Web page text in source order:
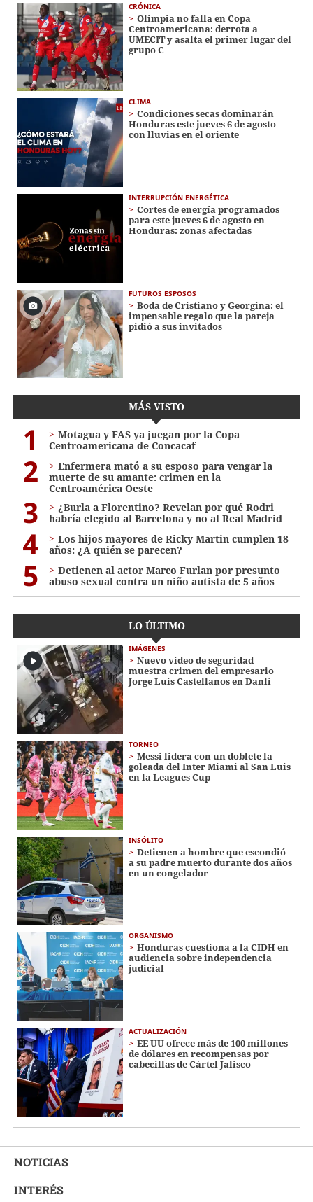
CRÓNICA
Olimpia no falla en Copa
Centroamericana: derrota a
UMECIT y asalta el primer lugar del
grupo C
CLIMA
Condiciones secas dominarán
Honduras este jueves 6 de agosto
con lluvias en el oriente
INTERRUPCIÓN ENERGÉTICA
Cortes de energía programados
para este jueves 6 de agosto en
Honduras: zonas afectadas
FUTUROS ESPOSOS
Boda de Cristiano y Georgina: el
impensable regalo que la pareja
pidió a sus invitados
MÁS VISTO
1
Motagua y FAS ya juegan por la Copa
Centroamericana de Concacaf
2
Enfermera mató a su esposo para vengar la
muerte de su amante: crimen en la
Centroamérica Oeste
3
¿Burla a Florentino? Revelan por qué Rodri
habría elegido al Barcelona y no al Real Madrid
4
Los hijos mayores de Ricky Martin cumplen 18
años: ¿A quién se parecen?
5
Detienen al actor Marco Furlan por presunto
abuso sexual contra un niño autista de 5 años
LO ÚLTIMO
IMÁGENES
Nuevo video de seguridad
muestra crimen del empresario
Jorge Luis Castellanos en Danlí
TORNEO
Messi lidera con un doblete la
goleada del Inter Miami al San Luis
en la Leagues Cup
INSÓLITO
Detienen a hombre que escondió
a su padre muerto durante dos años
en un congelador
ORGANISMO
Honduras cuestiona a la CIDH en
audiencia sobre independencia
judicial
ACTUALIZACIÓN
EE UU ofrece más de 100 millones
de dólares en recompensas por
cabecillas de Cártel Jalisco
NOTICIAS
INTERÉS